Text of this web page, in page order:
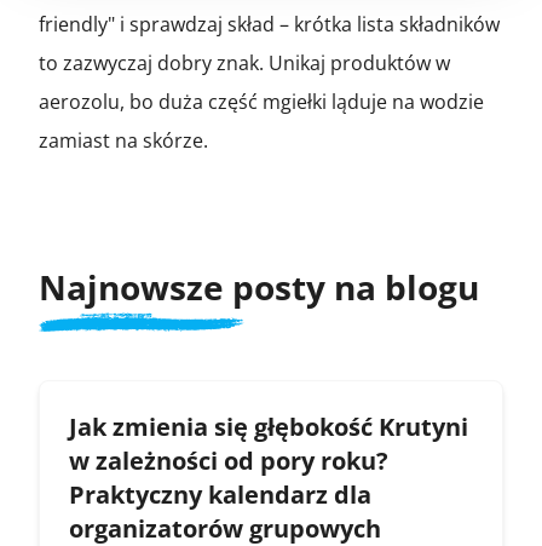
friendly" i sprawdzaj skład – krótka lista składników
to zazwyczaj dobry znak. Unikaj produktów w
aerozolu, bo duża część mgiełki ląduje na wodzie
zamiast na skórze.
Najnowsze posty na blogu
Jak zmienia się głębokość Krutyni
w zależności od pory roku?
Praktyczny kalendarz dla
organizatorów grupowych